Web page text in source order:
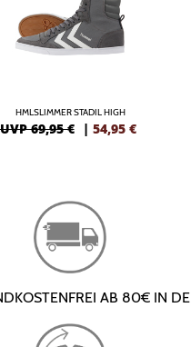
HMLSLIMMER STADIL HIGH
UVP 69,95 € | 54,95 €
AB 80€ IN DE